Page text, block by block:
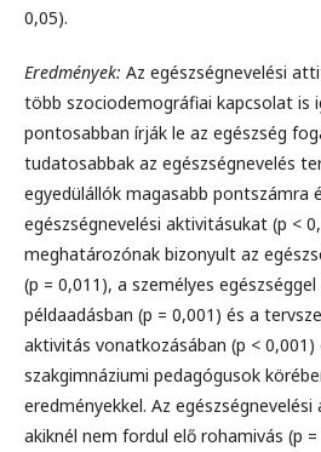
0,05).
Eredmények: Az egészségnevelési
több szociodemográfiai kapcsolat is
pontosabban írják le az egészség
tudatosabbak az egészségnevelés
egyedülállók magasabb pontszámra
egészségnevelési aktivitásukat (p <
meghatározónak bizonyult az
(p = 0,011), a személyes
példaadásban (p = 0,001) és a
aktivitás vonatkozásában (p < 0,001)
szakgimnáziumi pedagógusok
eredményekkel. Az
akiknél nem fordul elő rohamivás (p